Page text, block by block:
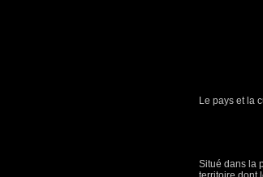
Le pays et la
Situé dans la